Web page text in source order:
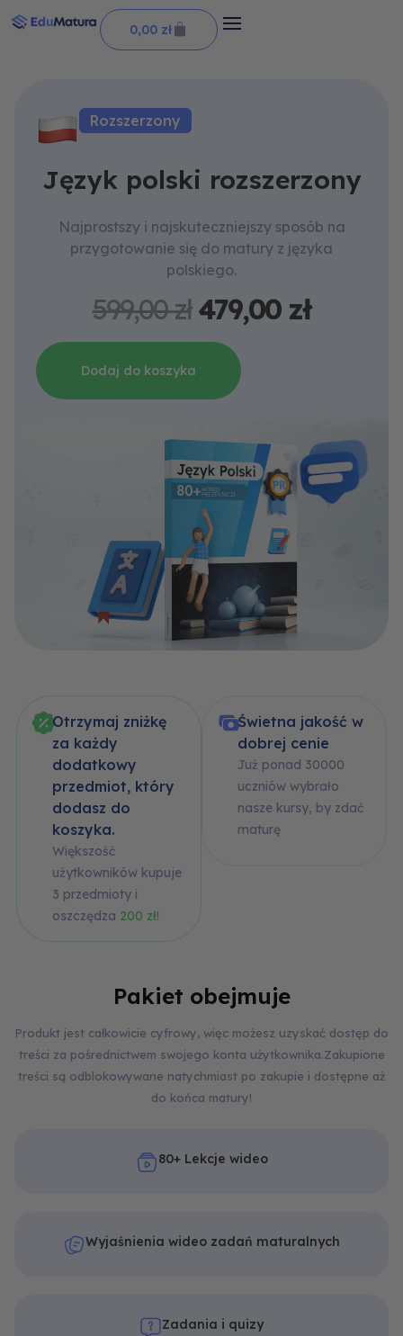
0,00 zł Wózek
Rozszerzony
Język polski rozszerzony
Najprostszy i najskuteczniejszy sposób na
przygotowanie się do matury z języka
polskiego.
599,00zł Pierwotna
cena
wynosiła:
599,00 zł.
479,00 zł
cena
ilość
Język
polski
Dodaj do koszyka
Otrzymaj zniżkę
za każdy
dodatkowy
przedmiot, który
dodasz do
koszyka.
Większość
użytkowników kupuje
3 przedmioty i
oszczędza 200 zł!
Świetna jakość w
dobrej cenie
Już ponad 30000
uczniów wybrało
nasze kursy, by zdać
maturę
Pakiet obejmuje
Produkt jest całkowicie cyfrowy, więc możesz uzyskać dostęp do
treści za pośrednictwem swojego konta użytkownika.Zakupione
treści są odblokowywane natychmiast po zakupie i dostępne aż
do końca matury!
80+ Lekcje wideo
Wyjaśnienia wideo zadań maturalnych
Zadania i quizy